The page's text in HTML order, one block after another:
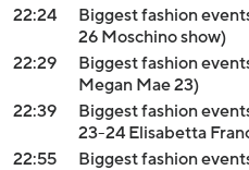
22:24
Biggest fashion
26 Moschino show)
22:29
Biggest fashion
Megan Mae 23)
22:39
Biggest fashion
23-24 Elisabetta
22:55
Biggest fashion